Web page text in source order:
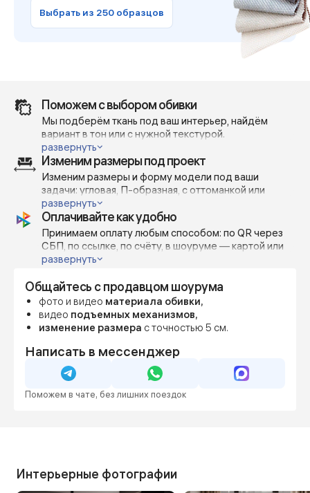
Выбрать из 250 образцов
Поможем с выбором обивки
Мы подберём ткань под ваш интерьер, найдём
вариант в тон или с нужной текстурой.
Отправим реальные фото и видео — без фильтров и
при дневном освещении, чтобы вы точно понимали,
как выглядит материал в жизни.
Поможем сделать выбор — с учётом вашей мебели,
проекта или личных предпочтений.
развернуть
Изменим размеры под проект
Изменим размеры и форму модели под ваши
задачи: угловая, П-образная, с оттоманкой или
открытым краем — всё возможно.
Изготавливаем по индивидуальным габаритам с
шагом 5-10 см, чтобы точно вписать диван в
пространство или дизайн-проект.
развернуть
Оплачивайте как удобно
Принимаем оплату любым способом: по QR через
СБП, по ссылке, по счёту, в шоуруме — картой или
наличными.
готовности.
Фиксируем цену сразу, даже если мебель
понадобится позже — чтобы вы были уверены в
бюджете и сроках.
развернуть
Общайтесь с продавцом шоурума
фото и видео материала обивки,
видео подъемных механизмов,
изменение размера с точностью 5 см.
Написать в мессенджер
Поможем в чате, без лишних поездок
Интерьерные фотографии